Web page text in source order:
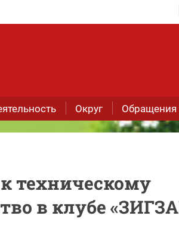
Округ Обращения
техническому
в клубе